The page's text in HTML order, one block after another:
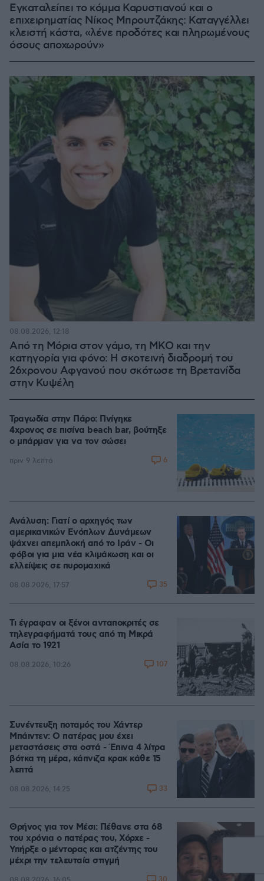
Εγκαταλείπει το κόμμα Καρυστιανού και ο
επιχειρηματίας Νίκος Μπρουτζάκης: Καταγγέλλει
κλειστή κάστα, «λένε προδότες και πληρωμένους
όσους αποχωρούν»
Από τη Μόρια στον γάμο, τη ΜΚΟ και την
κατηγορία για φόνο: Η σκοτεινή διαδρομή του
26χρονου Αφγανού που σκότωσε τη Βρετανίδα
στην Κυψέλη
08.08.2026, 12:18
Τραγωδία στην Πάρο: Πνίγηκε
4χρονος σε πισίνα beach bar, βούτηξε
ο μπάρμαν για να τον σώσει
πριν 9 λεπτά 6
Ανάλυση: Γιατί ο αρχηγός των
αμερικανικών Ενόπλων Δυνάμεων
ψάχνει απεμπλοκή από το Ιράν - Οι
φόβοι για μια νέα κλιμάκωση και οι
ελλείψεις σε πυρομαχικά
08.08.2026, 17:57 35
Τι έγραφαν οι ξένοι ανταποκριτές σε
τηλεγραφήματά τους από τη Μικρά
Ασία το 1921
08.08.2026, 10:26 107
Συνέντευξη ποταμός του Χάντερ
Μπάιντεν: Ο πατέρας μου έχει
μεταστάσεις στα οστά - Έπινα 4 λίτρα
βότκα τη μέρα, κάπνιζα κρακ κάθε 15
λεπτά
08.08.2026, 14:25 33
Θρήνος για τον Μέσι: Πέθανε στα 68
του χρόνια ο πατέρας του, Χόρχε -
Υπήρξε ο μέντορας και ατζέντης του
μέχρι την τελευταία στιγμή